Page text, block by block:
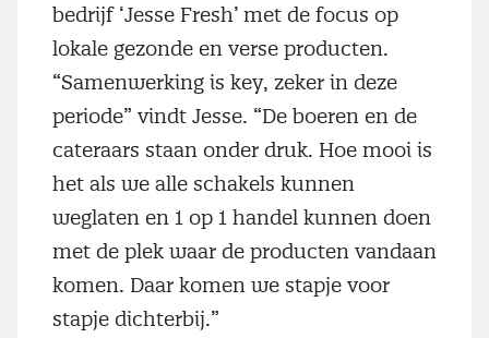
bedrijf ‘Jesse Fresh’ met de focus op
lokale gezonde en verse producten.
“Samenwerking is key, zeker in deze
periode” vindt Jesse. “De boeren en de
cateraars staan onder druk. Hoe mooi is
het als we alle schakels kunnen
weglaten en 1 op 1 handel kunnen doen
met de plek waar de producten vandaan
komen. Daar komen we stapje voor
stapje dichterbij.”